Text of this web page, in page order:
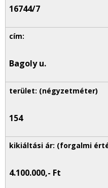
16744/7
Bagoly u.
154
4.100.000,- Ft